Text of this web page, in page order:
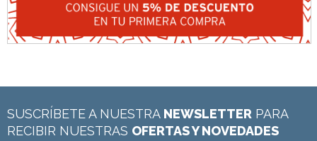
SUSCRÍBETE A NUESTRA NEWSLETTER PARA
RECIBIR NUESTRAS OFERTAS Y NOVEDADES